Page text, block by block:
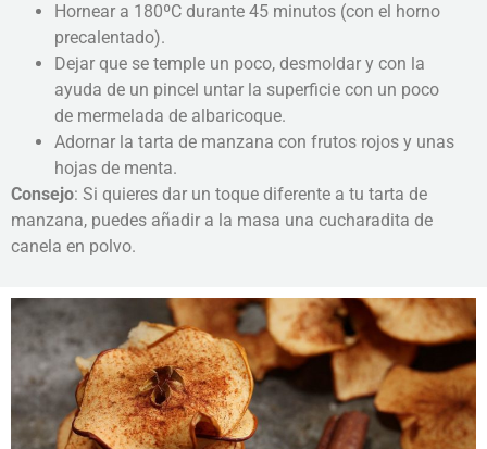
Hornear a 180ºC durante 45 minutos (con el horno
precalentado).
Dejar que se temple un poco, desmoldar y con la
ayuda de un pincel untar la superficie con un poco
de mermelada de albaricoque.
Adornar la tarta de manzana con frutos rojos y unas
hojas de menta.
Consejo: Si quieres dar un toque diferente a tu tarta de
manzana, puedes añadir a la masa una cucharadita de
canela en polvo.